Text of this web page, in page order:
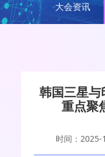
大会资讯
韩国三星
重点聚
时间：2025-